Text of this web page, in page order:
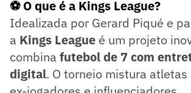
⚽ O que é a Kings League?
Idealizada por Gerard Piqué e
a Kings League é um projeto
combina futebol de 7 com
digital. O torneio mistura atletas